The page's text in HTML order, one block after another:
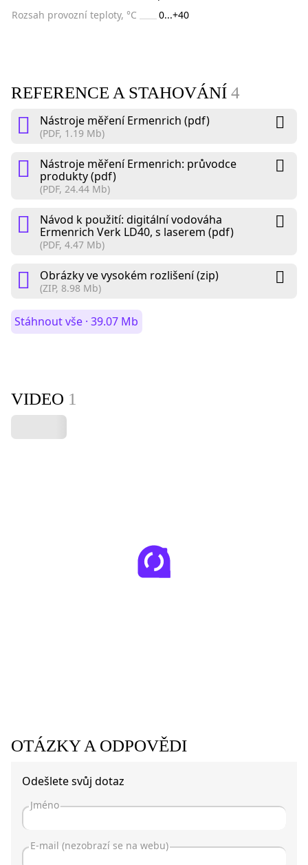
Rozsah provozní teploty, °C
0...+40
REFERENCE A STAHOVÁNÍ 4
Nástroje měření Ermenrich (pdf)
(PDF, 1.19 Mb)
Nástroje měření Ermenrich: průvodce
produkty (pdf)
(PDF, 24.44 Mb)
Návod k použití: digitální vodováha
Ermenrich Verk LD40, s laserem (pdf)
(PDF, 4.47 Mb)
Obrázky ve vysokém rozlišení (zip)
(ZIP, 8.98 Mb)
Stáhnout vše · 39.07 Mb
VIDEO 1
OTÁZKY A ODPOVĚDI
Odešlete svůj dotaz